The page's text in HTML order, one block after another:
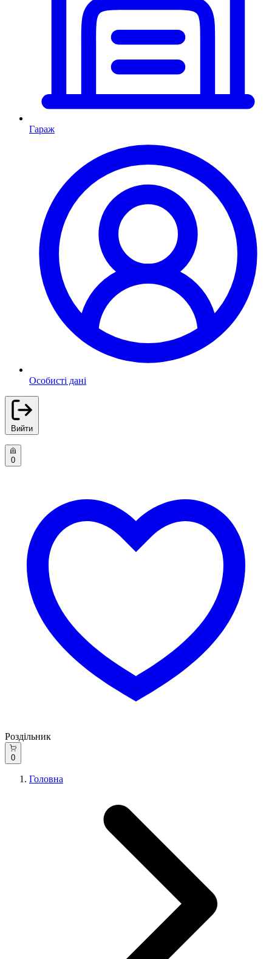
Гараж
Особисті дані
Вийти
0
Роздільник
0
Головна